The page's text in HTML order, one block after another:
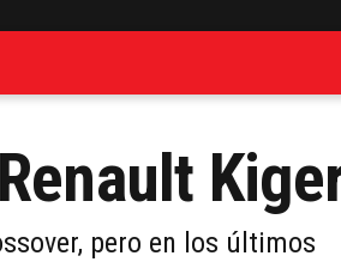
pero en los últimos